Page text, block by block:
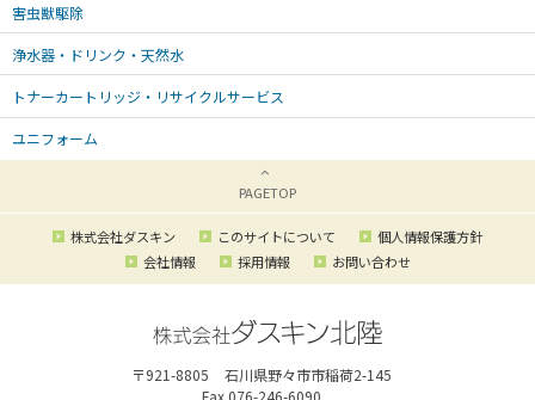
害虫獣駆除
浄水器・ドリンク・天然水
トナーカートリッジ・リサイクルサービス
ユニフォーム
手指の衛生
PAGETOP
株式会社ダスキン このサイトについて
個人情報保護方針
会社情報
採用情報 お問い合わせ
〒921-8805
石川県野々市市稲荷2-145
Fax 076-246-6090